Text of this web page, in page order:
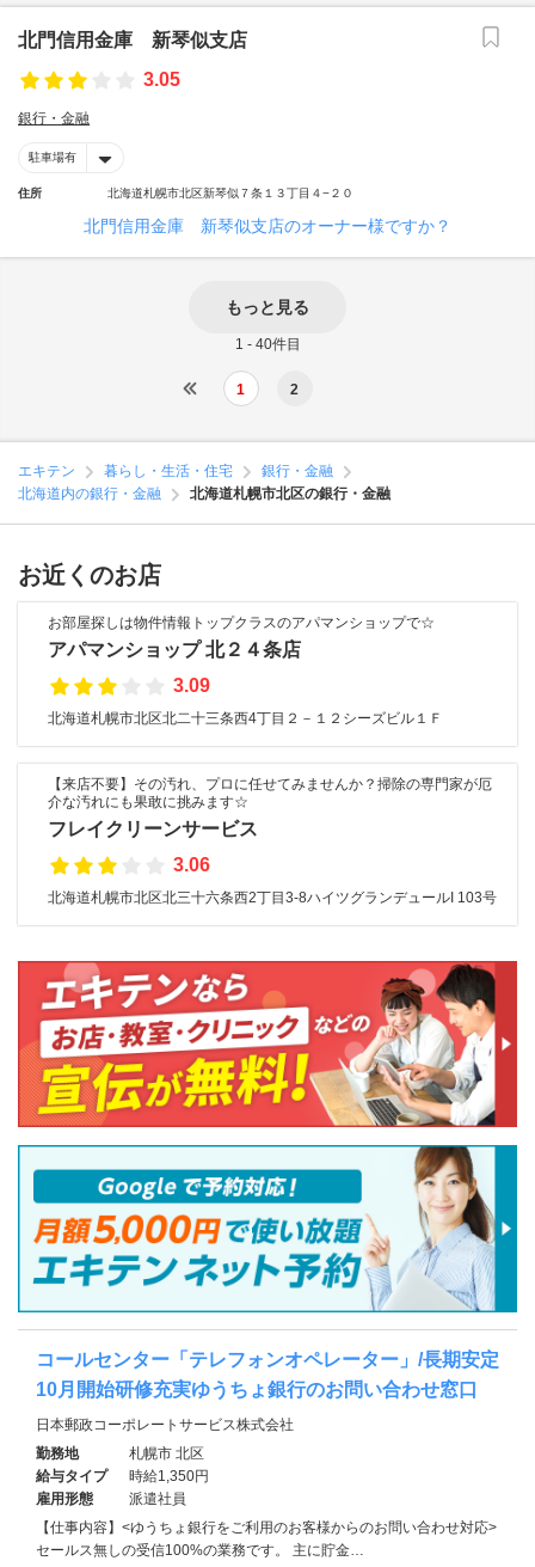
北門信用金庫 新琴似支店
3.05
銀行・金融
駐車場有
住所 北海道札幌市北区新琴似７条１３丁目４−２０
北門信用金庫 新琴似支店のオーナー様ですか？
もっと見る
1 - 40件目
1 2
エキテン 暮らし・生活・住宅
銀行・金融
北海道内の銀行・金融
北海道札幌市北区の銀行・金融
お近くのお店
お部屋探しは物件情報トップクラスのアパマンショップで☆
アパマンショップ 北２４条店
3.09
北海道札幌市北区北二十三条西4丁目２－１２シーズビル１Ｆ
【来店不要】その汚れ、プロに任せてみませんか？掃除の専門家が厄
介な汚れにも果敢に挑みます☆
フレイクリーンサービス
3.06
北海道札幌市北区北三十六条西2丁目3-8ハイツグランデュールI 103号
コールセンター「テレフォンオペレーター」/長期安定
10月開始研修充実ゆうちょ銀行のお問い合わせ窓口
日本郵政コーポレートサービス株式会社
勤務地
札幌市 北区
給与タイプ
時給1,350円
雇用形態
派遣社員
【仕事内容】<ゆうちょ銀行をご利用のお客様からのお問い合わせ対応>
セールス無しの受信100%の業務です。 主に貯金…